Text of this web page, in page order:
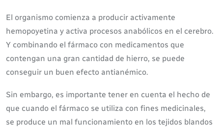
El organismo comienza a producir activamente
hemopoyetina y activa procesos anabólicos en el cerebro.
Y combinando el fármaco con medicamentos que
contengan una gran cantidad de hierro, se puede
conseguir un buen efecto antianémico.
Sin embargo, es importante tener en cuenta el hecho de
que cuando el fármaco se utiliza con fines medicinales,
se produce un mal funcionamiento en los tejidos blandos